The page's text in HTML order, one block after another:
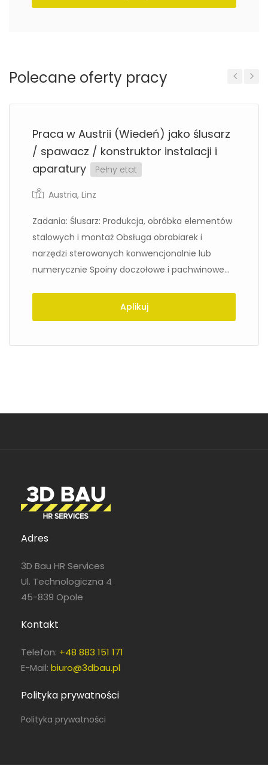
Polecane oferty pracy
Praca w Austrii (Wiedeń) jako ślusarz
/ spawacz / konstruktor instalacji i
aparatury
Pełny etat
Austria, Linz
Zadania: Ślusarz: Produkcja, obróbka elementów
stalowych i montaż Obsługa obrabiarek i
narzędzi sterowanych konwencjonalnie lub
numerycznie Spoiny doczołowe i pachwinowe...
Aplikuj
Adres
3D Bau HR Services
Ul. Technologiczna 4
45-839 Opole
Kontakt
Telefon: +48 883 151 171
E-Mail: biuro@3dbau.pl
Polityka prywatności
Polityka prywatności